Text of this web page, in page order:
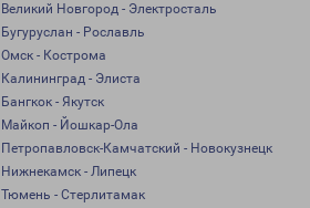
Великий Новгород - Электросталь
Бугуруслан - Рославль
Омск - Кострома
Калининград - Элиста
Бангкок - Якутск
Майкоп - Йошкар-Ола
Петропавловск-Камчатский - Новокузнецк
Нижнекамск - Липецк
Тюмень - Стерлитамак